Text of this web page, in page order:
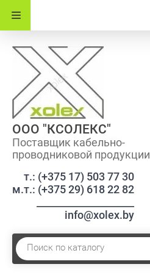
ООО "КСОЛЕКС"
Поставщик кабельно-
проводниковой продукции
т.: (+375 17) 503 77 30
м.т.: (+375 29) 618 22 82
info@xolex.by